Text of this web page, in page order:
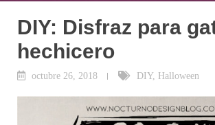
DIY: Disfraz para
hechicero
octubre 26, 2018 DIY, Halloween